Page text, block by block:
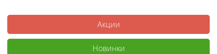
Акции
Новинки